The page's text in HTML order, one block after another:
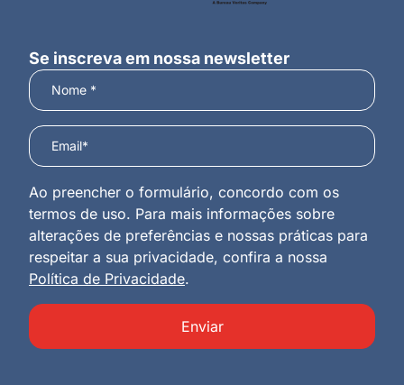
Se inscreva em nossa newsletter
Ao preencher o formulário, concordo com os
termos de uso. Para mais informações sobre
alterações de preferências e nossas práticas para
respeitar a sua privacidade, confira a nossa
Política de Privacidade.
Enviar